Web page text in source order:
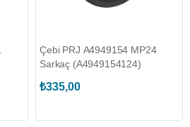
Çebi PRJ A4949154 MP24
Sarkaç (A4949154124)
₺335,00